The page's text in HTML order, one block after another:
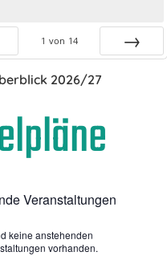
1 von 14
2026/27
Veranstaltungen
keine anstehenden
vorhanden.